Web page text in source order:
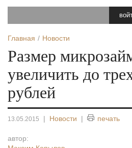
Главная Новости
Размер
увеличить до
рублей
13.05.2015 | Новости | печать
автор: